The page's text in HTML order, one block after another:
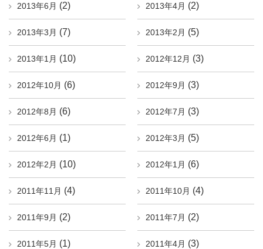
2013年6月 (2) 2013年4月 (2)
2013年3月 (7) 2013年2月 (5)
2013年1月 (10) 2012年12月 (3)
2012年10月 (6) 2012年9月 (3)
2012年8月 (6) 2012年7月 (3)
2012年6月 (1) 2012年3月 (5)
2012年2月 (10) 2012年1月 (6)
2011年11月 (4) 2011年10月 (4)
2011年9月 (2) 2011年7月 (2)
2011年5月 (1) 2011年4月 (3)